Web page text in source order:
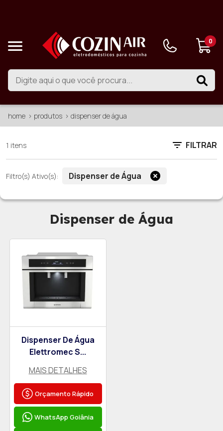
0
home produtos dispenser de água
1 itens FILTRAR
Filtro(s) Ativo(s): Dispenser de Água
Dispenser de Água
Dispenser De Água
Elettromec S...
MAIS DETALHES
Orçamento Rápido
WhatsApp Goiânia